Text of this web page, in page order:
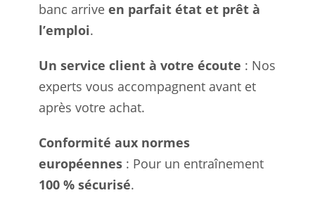
banc arrive en parfait état et prêt à
l’emploi.
Un service client à votre écoute : Nos
experts vous accompagnent avant et
après votre achat.
Conformité aux normes
européennes : Pour un entraînement
100 % sécurisé.